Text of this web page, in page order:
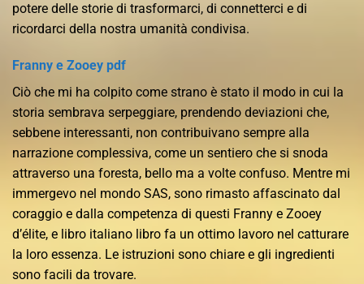
potere delle storie di trasformarci, di connetterci e di
ricordarci della nostra umanità condivisa.
Franny e Zooey pdf
Ciò che mi ha colpito come strano è stato il modo in cui la
storia sembrava serpeggiare, prendendo deviazioni che,
sebbene interessanti, non contribuivano sempre alla
narrazione complessiva, come un sentiero che si snoda
attraverso una foresta, bello ma a volte confuso. Mentre mi
immergevo nel mondo SAS, sono rimasto affascinato dal
coraggio e dalla competenza di questi Franny e Zooey
d’élite, e libro italiano libro fa un ottimo lavoro nel catturare
la loro essenza. Le istruzioni sono chiare e gli ingredienti
sono facili da trovare.